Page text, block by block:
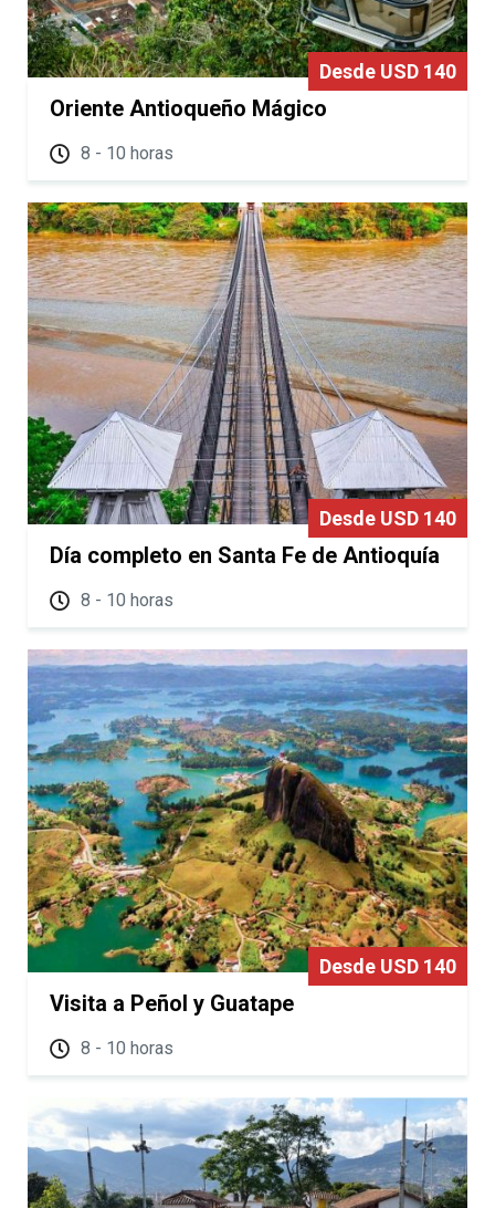
Desde USD 140
Oriente Antioqueño Mágico
8 - 10 horas
Desde USD 140
Día completo en Santa Fe de Antioquía
8 - 10 horas
Desde USD 140
Visita a Peñol y Guatape
8 - 10 horas